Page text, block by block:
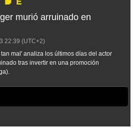
murió arruinado en
22:39 (UTC+2)
mal' analiza los últimos días del actor
tras invertir en una promoción